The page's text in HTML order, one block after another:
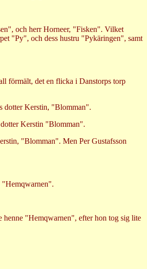
och herr Horneer, "Fisken". Vilket
"Py", och dess hustru "Pykäringen", samt
förmält, det en flicka i Danstorps torp
dotter Kerstin, "Blomman".
dotter Kerstin "Blomman".
"Blomman". Men Per Gustafsson
"Hemqwarnen".
henne "Hemqwarnen", efter hon tog sig lite